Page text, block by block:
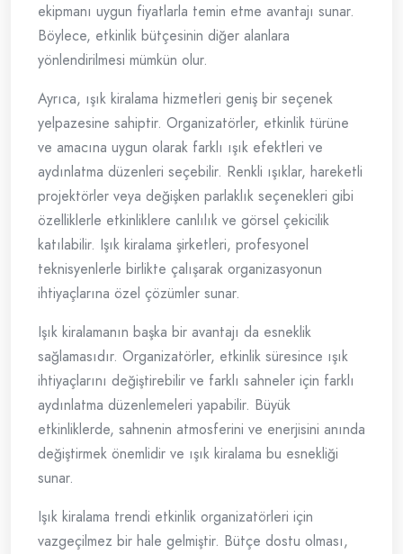
ekipmanı uygun fiyatlarla temin etme avantajı sunar.
Böylece, etkinlik bütçesinin diğer alanlara
yönlendirilmesi mümkün olur.
Ayrıca, ışık kiralama hizmetleri geniş bir seçenek
yelpazesine sahiptir. Organizatörler, etkinlik türüne
ve amacına uygun olarak farklı ışık efektleri ve
aydınlatma düzenleri seçebilir. Renkli ışıklar, hareketli
projektörler veya değişken parlaklık seçenekleri gibi
özelliklerle etkinliklere canlılık ve görsel çekicilik
katılabilir. Işık kiralama şirketleri, profesyonel
teknisyenlerle birlikte çalışarak organizasyonun
ihtiyaçlarına özel çözümler sunar.
Işık kiralamanın başka bir avantajı da esneklik
sağlamasıdır. Organizatörler, etkinlik süresince ışık
ihtiyaçlarını değiştirebilir ve farklı sahneler için farklı
aydınlatma düzenlemeleri yapabilir. Büyük
etkinliklerde, sahnenin atmosferini ve enerjisini anında
değiştirmek önemlidir ve ışık kiralama bu esnekliği
sunar.
Işık kiralama trendi etkinlik organizatörleri için
vazgeçilmez bir hale gelmiştir. Bütçe dostu olması,